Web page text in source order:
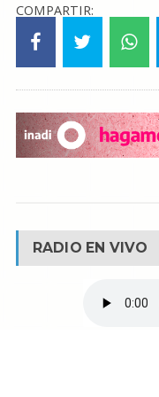
COMPARTIR:
RADIO EN VIVO